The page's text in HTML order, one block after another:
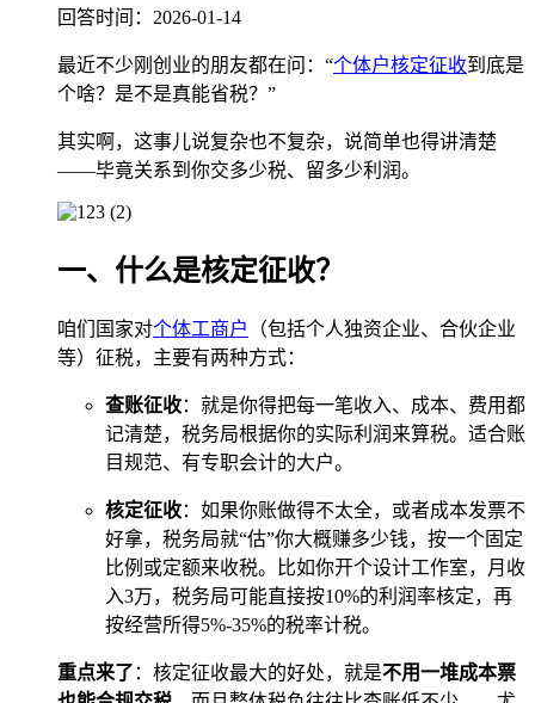
回答时间：2026-01-14
最近不少刚创业的朋友都在问：“个体户核定征收到底是
个啥？是不是真能省税？”
其实啊，这事儿说复杂也不复杂，说简单也得讲清楚
——毕竟关系到你交多少税、留多少利润。
一、什么是核定征收？
咱们国家对个体工商户
（包括个人独资企业、合伙企业
等）征税，主要有两种方式：
查账征收：就是你得把每一笔收入、成本、费用都
记清楚，税务局根据你的实际利润来算税。适合账
目规范、有专职会计的大户。
核定征收：如果你账做得不太全，或者成本发票不
好拿，税务局就“估”你大概赚多少钱，按一个固定
比例或定额来收税。比如你开个设计工作室，月收
入3万，税务局可能直接按10%的利润率核定，再
按经营所得5%-35%的税率计税。
重点来了 ：核定征收最大的好处，就是不用一堆成本票